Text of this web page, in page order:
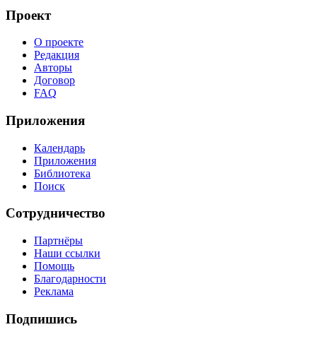
Проект
О проекте
Редакция
Авторы
Договор
FAQ
Приложения
Календарь
Приложения
Библиотека
Поиск
Сотрудничество
Партнёры
Наши ссылки
Помощь
Благодарности
Реклама
Подпишись